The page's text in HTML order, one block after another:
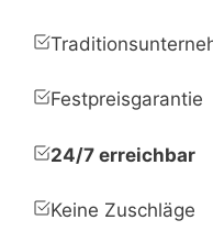
Festpreisgarantie
24/7 erreichbar
Keine Zuschläge